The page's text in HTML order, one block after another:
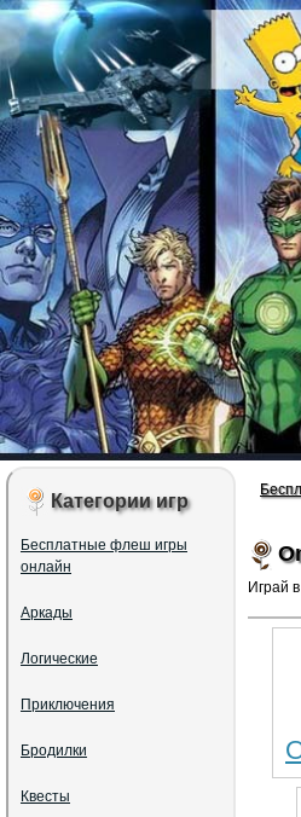
Играй
Категории игр
Бесплатные флеш игры
онлайн
Аркады
Логические
Приключения
Бродилки
Квесты